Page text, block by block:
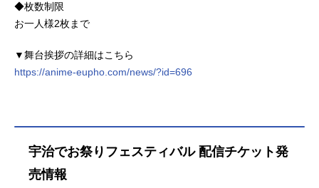
◆枚数制限
お一人様2枚まで
▼舞台挨拶の詳細はこちら
https://anime-eupho.com/news/?id=696
宇治でお祭りフェスティバル 配信チケット発
売情報